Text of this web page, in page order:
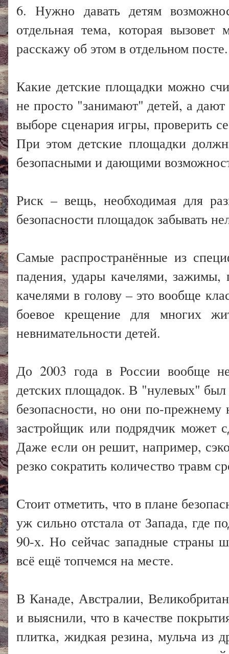
6. Нужно давать детям
отдельная тема, которая
расскажу об этом в отдельном посте.
Какие детские площадки можно
не просто "занимают" детей, а
выборе сценария игры, проверить
При этом детские площадки
безопасными и дающими
Риск – вещь, необходимая для
безопасности площадок забывать
Самые распространённые из
падения, удары качелями,
качелями в голову – это вообще
боевое крещение для многих
невнимательности детей.
До 2003 года в России вообще
детских площадок. В "нулевых"
безопасности, но они по-прежнему
застройщик или подрядчик может
Даже если он решит, например,
резко сократить количество травм
Стоит отметить, что в плане
уж сильно отстала от Запада, где
90-х. Но сейчас западные страны
всё ещё топчемся на месте.
В Канаде, Австралии,
и выяснили, что в качестве
плитка, жидкая резина, мульча из